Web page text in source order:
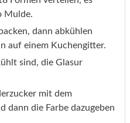
Mulde.
dann abkühlen
auf einem Kuchengitter.
sind, die Glasur
mit dem
dann die Farbe dazugeben